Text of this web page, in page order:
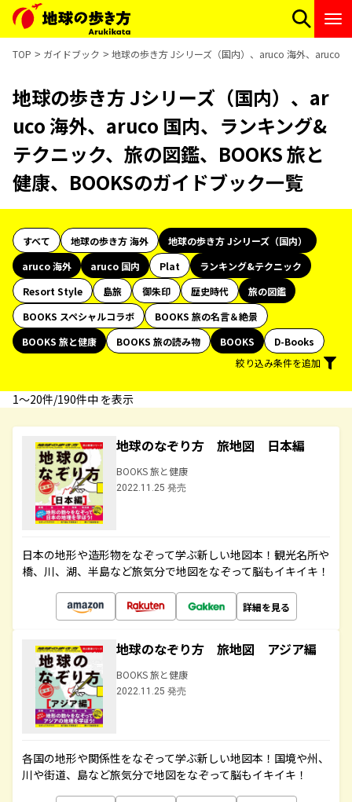
TOP ガイドブック 地球の歩き方 Jシリーズ（国内）、aruco 海外、aruco
地球の歩き方 Jシリーズ（国内）、ar
uco 海外、aruco 国内、ランキング&
テクニック、旅の図鑑、BOOKS 旅と
健康、BOOKSのガイドブック一覧
すべて 地球の歩き方 海外
地球の歩き方 Jシリーズ（国内）
aruco 海外
aruco 国内 Plat
ランキング&テクニック
Resort Style
島旅 御朱印 歴史時代
旅の図鑑
BOOKS スペシャルコラボ
BOOKS 旅の名言＆絶景
BOOKS 旅と健康
BOOKS 旅の読み物 BOOKS
D-Books
絞り込み条件を追加
1〜20件/190件中 を表示
地球のなぞり方 旅地図 日本編
BOOKS 旅と健康
2022.11.25 発売
日本の地形や造形物をなぞって学ぶ新しい地図本！観光名所や
橋、川、湖、半島など旅気分で地図をなぞって脳もイキイキ！
詳細を見る
地球のなぞり方 旅地図 アジア編
BOOKS 旅と健康
2022.11.25 発売
各国の地形や関係性をなぞって学ぶ新しい地図本！国境や州、
川や街道、島など旅気分で地図をなぞって脳もイキイキ！